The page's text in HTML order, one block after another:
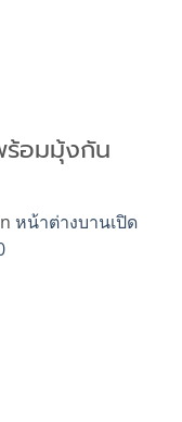
ร้อมมุ้งกัน
หน้าต่างบานเปิด